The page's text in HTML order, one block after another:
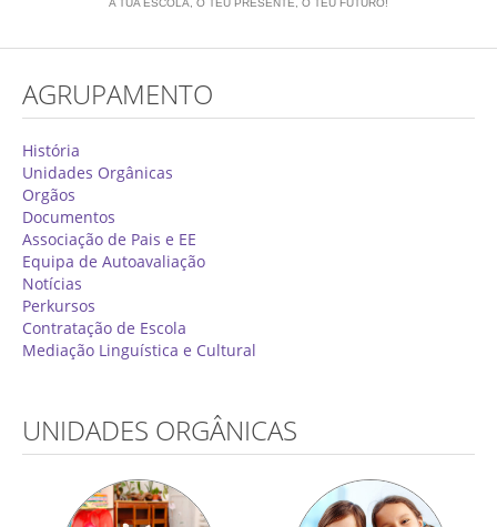
Alunos
Oferta Formativa 2026/2027
Matrículas
Critérios Específicos de Avaliação
Ensino Profissionalizante
Horários
Educação Especial
Atividades do 1º Ciclo
Clubes & Projetos
Exames
A TUA ESCOLA, O TEU PRESENTE, O TEU FUTURO!
AGRUPAMENTO
História
Unidades Orgânicas
Orgãos
Documentos
Associação de Pais e EE
Equipa de Autoavaliação
Notícias
Perkursos
Contratação de Escola
Mediação Linguística e Cultural
UNIDADES ORGÂNICAS